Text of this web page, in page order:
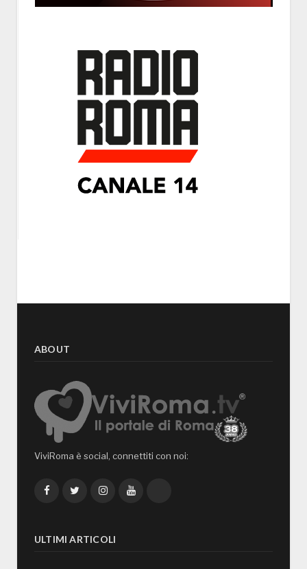
ABOUT
ViviRoma è social, connettiti con noi:
FacebookTwitterInstagramYouTube
ULTIMI ARTICOLI